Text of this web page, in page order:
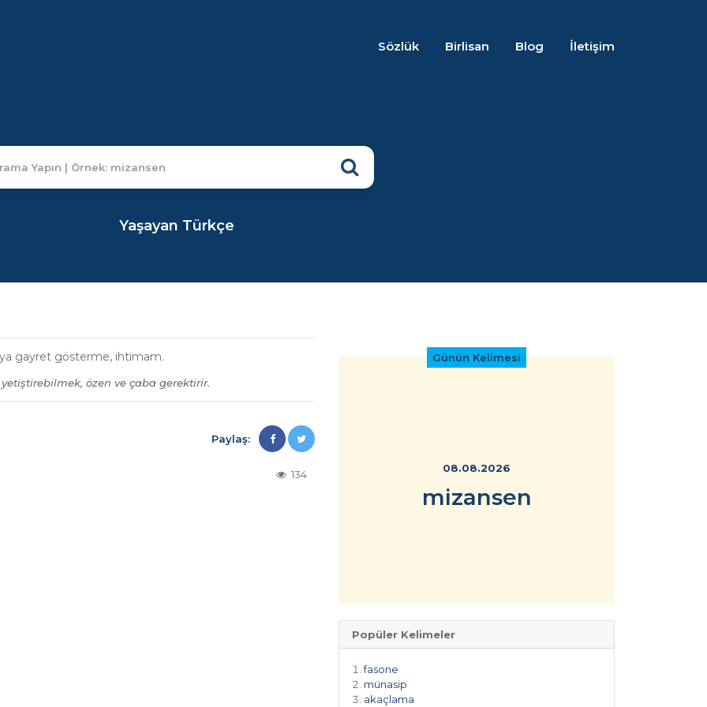
Sözlük Birlisan Blog İletişim
Yaşayan Türkçe
gayret gösterme, ihtimam.
yetiştirebilmek, özen ve çaba gerektirir.
Paylaş:
134
Günün Kelimesi
08.08.2026
mizansen
Popüler Kelimeler
fasone
münasip
akaçlama